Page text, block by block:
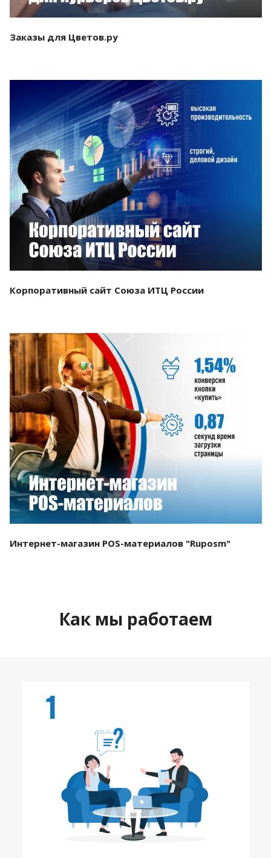
Заказы для Цветов.ру
Смотреть проект
Корпоративный сайт Союза ИТЦ России
Смотреть проект
Интернет-магазин POS-материалов "Ruposm"
Как мы работаем
1